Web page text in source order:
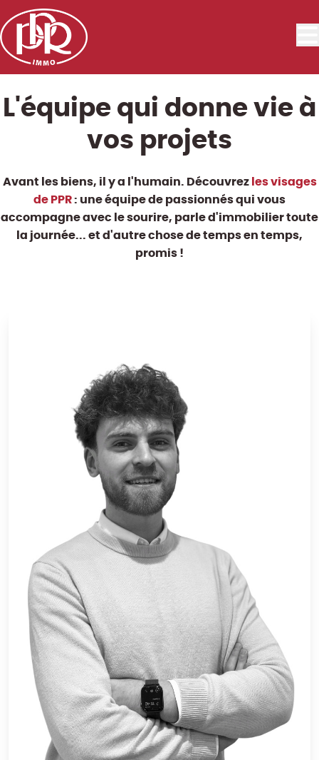
Aller au contenu principal
L'équipe qui donne vie à
vos projets
Avant les biens, il y a l'humain. Découvrez les visages
de PPR: une équipe de passionnés qui vous
accompagne avec le sourire, parle d'immobilier toute
la journée... et d'autre chose de temps en temps,
promis !